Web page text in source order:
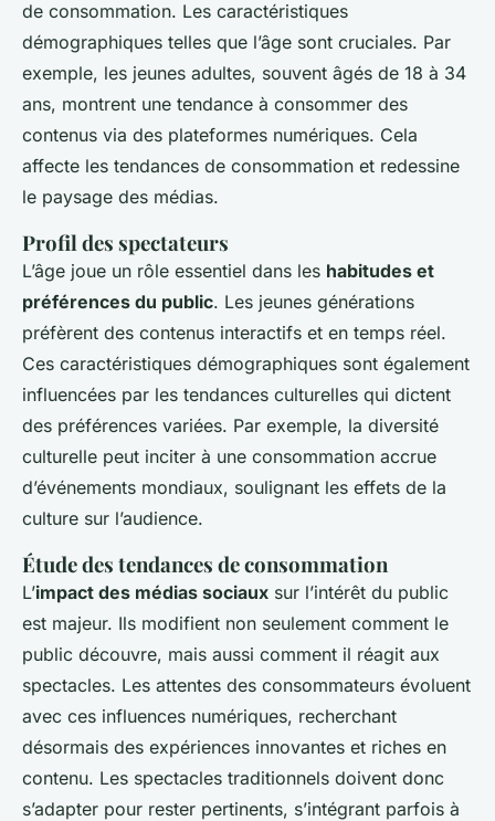
de consommation. Les caractéristiques
démographiques telles que l’âge sont cruciales. Par
exemple, les jeunes adultes, souvent âgés de 18 à 34
ans, montrent une tendance à consommer des
contenus via des plateformes numériques. Cela
affecte les tendances de consommation et redessine
le paysage des médias.
Profil des spectateurs
L’âge joue un rôle essentiel dans les habitudes et
préférences du public. Les jeunes générations
préfèrent des contenus interactifs et en temps réel.
Ces caractéristiques démographiques sont également
influencées par les tendances culturelles qui dictent
des préférences variées. Par exemple, la diversité
culturelle peut inciter à une consommation accrue
d’événements mondiaux, soulignant les effets de la
culture sur l’audience.
Étude des tendances de consommation
L’impact des médias sociaux sur l’intérêt du public
est majeur. Ils modifient non seulement comment le
public découvre, mais aussi comment il réagit aux
spectacles. Les attentes des consommateurs évoluent
avec ces influences numériques, recherchant
désormais des expériences innovantes et riches en
contenu. Les spectacles traditionnels doivent donc
s’adapter pour rester pertinents, s’intégrant parfois à